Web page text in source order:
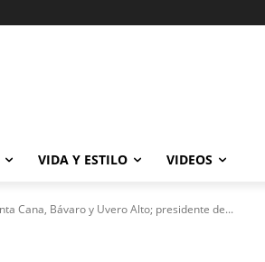
VIDA Y ESTILO VIDEOS
Cana, Bávaro y Uvero Alto; presidente de...